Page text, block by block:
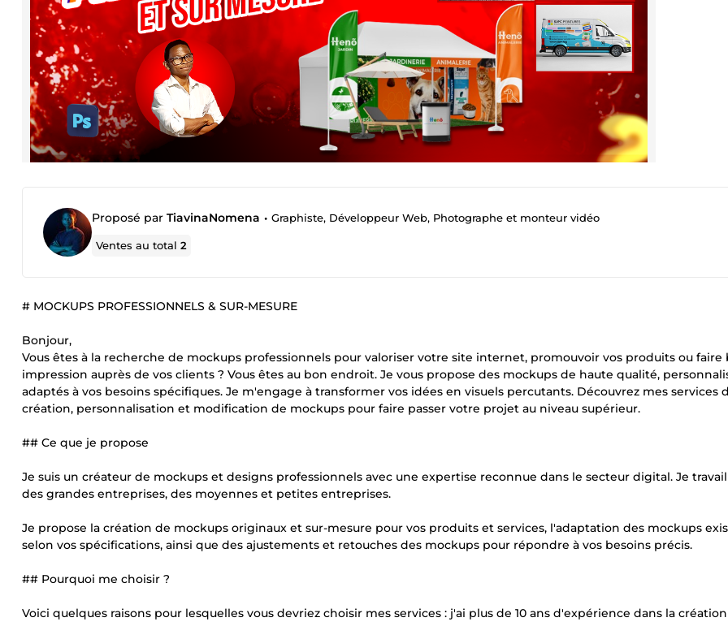
Proposé par TiavinaNomena • Graphiste, Développeur Web, Photographe et monteur vidéo
Ventes au total2
# MOCKUPS PROFESSIONNELS & SUR-MESURE
Bonjour,
Vous êtes à la recherche de mockups professionnels pour valoriser votre site internet, promouvoir vos produits ou faire
impression auprès de vos clients ? Vous êtes au bon endroit. Je vous propose des mockups de haute qualité,
adaptés à vos besoins spécifiques. Je m'engage à transformer vos idées en visuels percutants. Découvrez mes services
création, personnalisation et modification de mockups pour faire passer votre projet au niveau supérieur.
## Ce que je propose
Je suis un créateur de mockups et designs professionnels avec une expertise reconnue dans le secteur digital. Je
des grandes entreprises, des moyennes et petites entreprises.
Je propose la création de mockups originaux et sur-mesure pour vos produits et services, l'adaptation des mockups
selon vos spécifications, ainsi que des ajustements et retouches des mockups pour répondre à vos besoins précis.
## Pourquoi me choisir ?
Voici quelques raisons pour lesquelles vous devriez choisir mes services : j'ai plus de 10 ans d'expérience dans la